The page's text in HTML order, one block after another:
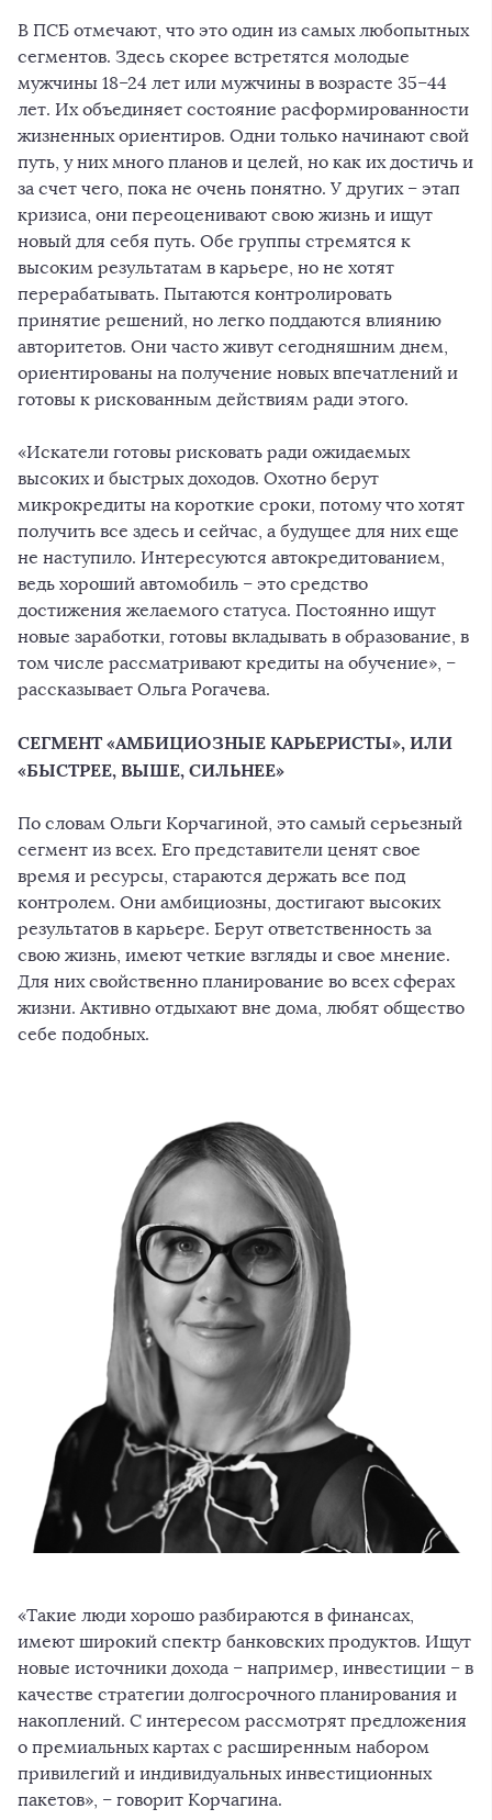
В ПСБ отмечают, что это один из самых любопытных
сегментов. Здесь скорее встретятся молодые
мужчины 18–24 лет или мужчины в возрасте 35–44
лет. Их объединяет состояние расформированности
жизненных ориентиров. Одни только начинают свой
путь, у них много планов и целей, но как их достичь и
за счет чего, пока не очень понятно. У других – этап
кризиса, они переоценивают свою жизнь и ищут
новый для себя путь. Обе группы стремятся к
высоким результатам в карьере, но не хотят
перерабатывать. Пытаются контролировать
принятие решений, но легко поддаются влиянию
авторитетов. Они часто живут сегодняшним днем,
ориентированы на получение новых впечатлений и
готовы к рискованным действиям ради этого.
«Искатели готовы рисковать ради ожидаемых
высоких и быстрых доходов. Охотно берут
микрокредиты на короткие сроки, потому что хотят
получить все здесь и сейчас, а будущее для них еще
не наступило. Интересуются автокредитованием,
ведь хороший автомобиль – это средство
достижения желаемого статуса. Постоянно ищут
новые заработки, готовы вкладывать в образование, в
том числе рассматривают кредиты на обучение», –
рассказывает Ольга Рогачева.
СЕГМЕНТ «АМБИЦИОЗНЫЕ КАРЬЕРИСТЫ», ИЛИ
«БЫСТРЕЕ, ВЫШЕ, СИЛЬНЕЕ»
По словам Ольги Корчагиной, это самый серьезный
сегмент из всех. Его представители ценят свое
время и ресурсы, стараются держать все под
контролем. Они амбициозны, достигают высоких
результатов в карьере. Берут ответственность за
свою жизнь, имеют четкие взгляды и свое мнение.
Для них свойственно планирование во всех сферах
жизни. Активно отдыхают вне дома, любят общество
себе подобных.
«Такие люди хорошо разбираются в финансах,
имеют широкий спектр банковских продуктов. Ищут
новые источники дохода – например, инвестиции – в
качестве стратегии долгосрочного планирования и
накоплений. С интересом рассмотрят предложения
о премиальных картах с расширенным набором
привилегий и индивидуальных инвестиционных
пакетов», – говорит Корчагина.